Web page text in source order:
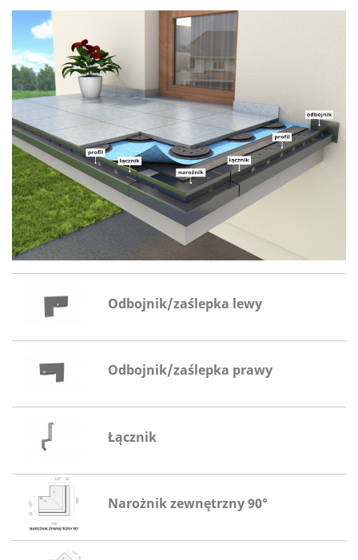
Odbojnik/zaślepka lewy
Odbojnik/zaślepka prawy
Łącznik
Narożnik zewnętrzny 90°